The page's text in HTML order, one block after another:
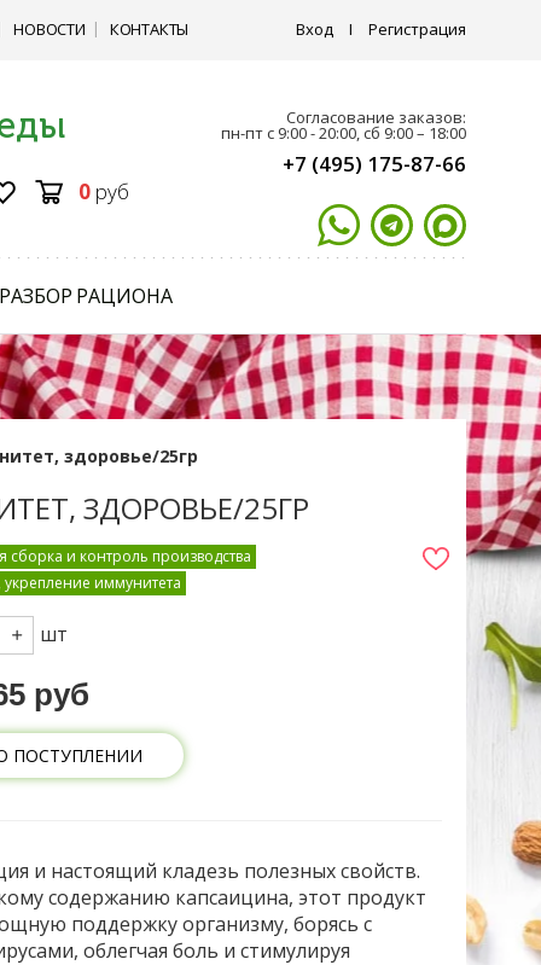
НОВОСТИ КОНТАКТЫ Вход I Регистрация
0 руб
Согласование заказов:
пн-пт с 9:00 - 20:00, сб 9:00 – 18:00
+7 (495) 175-87-66
РАЗБОР РАЦИОНА
здоровье/25гр
ЗДОРОВЬЕ/25ГР
сборка и контроль производства
иммунитета
шт
руб
ПОСТУПЛЕНИИ
и настоящий кладезь полезных свойств.
содержанию капсаицина, этот продукт
поддержку организму, борясь с
облегчая боль и стимулируя